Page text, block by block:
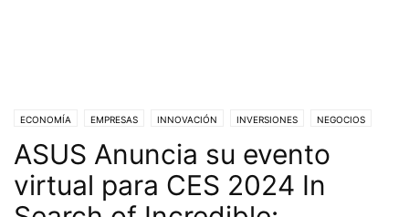
ECONOMÍA EMPRESAS INNOVACIÓN INVERSIONES NEGOCIOS
NOVEDADES OPINIÓN
ASUS Anuncia su evento
virtual para CES 2024 In